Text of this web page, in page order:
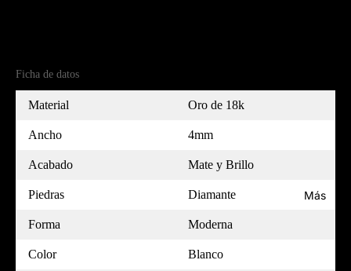
Más
Ficha de datos
Material Oro de 18k
Ancho 4mm
Acabado Mate y Brillo
Piedras Diamante
Forma Moderna
Color Blanco